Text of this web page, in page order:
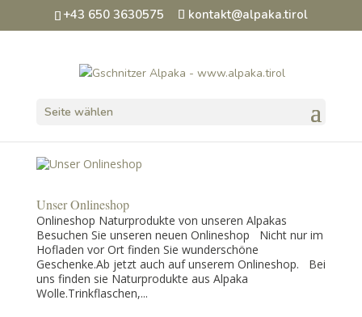
+43 650 3630575 kontakt@alpaka.tirol
Seite wählen
Unser Onlineshop
Onlineshop Naturprodukte von unseren Alpakas
Besuchen Sie unseren neuen Onlineshop Nicht nur im
Hofladen vor Ort finden Sie wunderschöne
Geschenke.Ab jetzt auch auf unserem Onlineshop. Bei
uns finden sie Naturprodukte aus Alpaka
Wolle.Trinkflaschen,...